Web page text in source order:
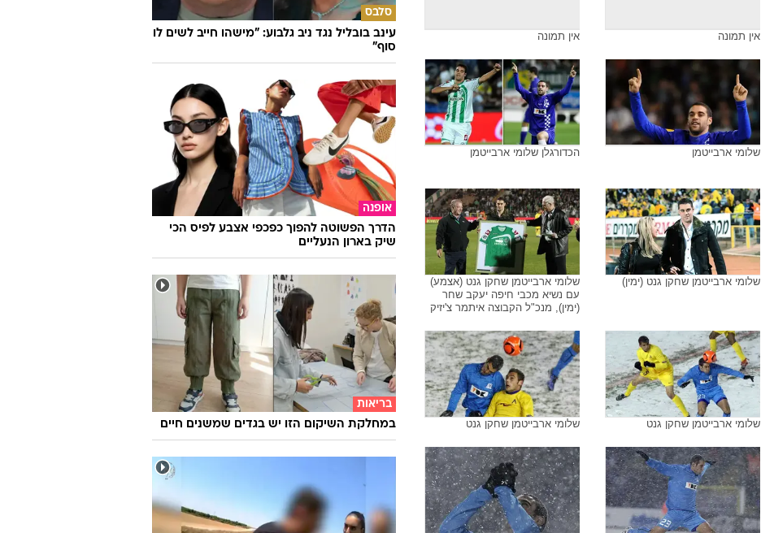
אין תמונה אין תמונה
שלומי ארבייטמן הכדורגלן שלומי ארבייטמן
שלומי ארבייטמן שחקן גנט (ימין)
שלומי ארבייטמן שחקן גנט (אצמע)
עם נשיא מכבי חיפה יעקב שחר
(ימין), מנכ"ל הקבוצה איתמר צ'יזיק
שלומי ארבייטמן שחקן גנט שלומי ארבייטמן שחקן גנט
סלבס
עינב בובליל נגד ניב גלבוע: "מישהו חייב לשים לו
סוף"
אופנה
הדרך הפשוטה להפוך כפכפי אצבע לפיס הכי
שיק בארון הנעליים
בריאות
במחלקת השיקום הזו יש בגדים שמשנים חיים